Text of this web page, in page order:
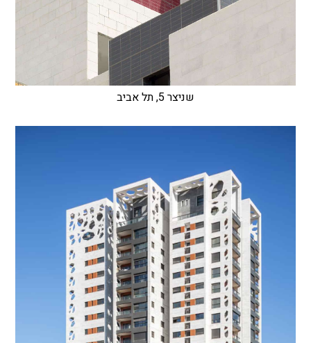
שניצר 5, תל אביב